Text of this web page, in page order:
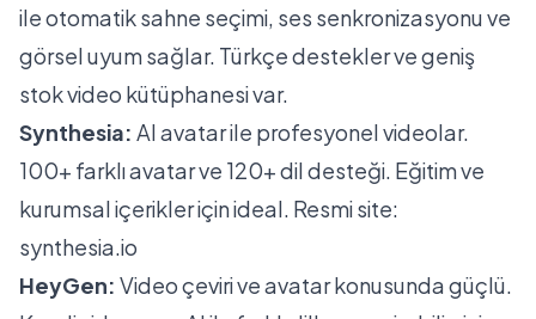
ile otomatik sahne seçimi, ses senkronizasyonu ve
görsel uyum sağlar. Türkçe destekler ve geniş
stok video kütüphanesi var.
Synthesia: AI avatar ile profesyonel videolar.
100+ farklı avatar ve 120+ dil desteği. Eğitim ve
kurumsal içerikler için ideal. Resmi site:
synthesia.io
HeyGen: Video çeviri ve avatar konusunda güçlü.